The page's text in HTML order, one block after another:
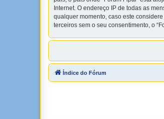
Internet. O endereço IP de todas as
qualquer momento, caso este
terceiros sem o seu consentimento, o
Índice do Fórum